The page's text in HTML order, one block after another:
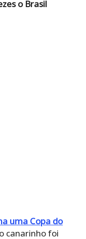
o Brasil
uma Copa do
canarinho foi